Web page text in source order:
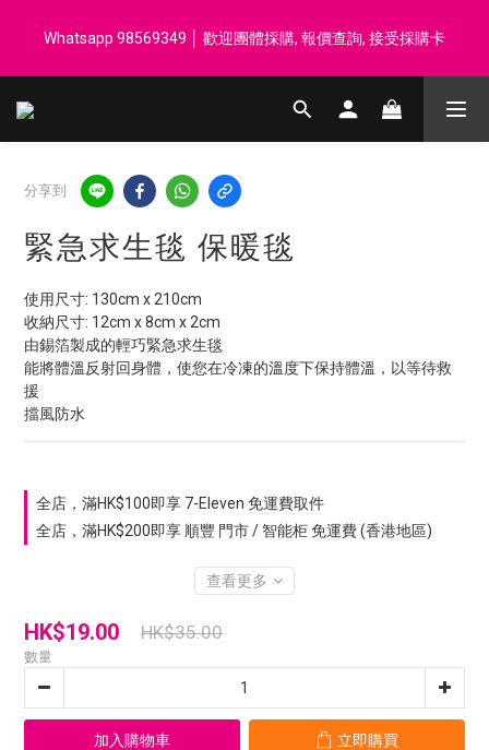
汗毛巾 韓國制 送完即止
Whatsapp 98569349 │ 歡迎團體採購, 報價查詢, 接受採購卡
登記會員享每$50回贈$1 │ 滿HK$899 送 N-rit Campack Towel 吸
分享到
緊急求生毯 保暖毯
使用尺寸: 130cm x 210cm
收納尺寸: 12cm x 8cm x 2cm
由錫箔製成的輕巧緊急求生毯
能將體溫反射回身體，使您在冷凍的溫度下保持體溫，以等待救
援
擋風防水
全店，滿HK$100即享 7-Eleven 免運費取件
全店，滿HK$200即享 順豐 門市 / 智能柜 免運費 (香港地區)
查看更多
HK$19.00 HK$35.00
數量
加入購物車 立即購買